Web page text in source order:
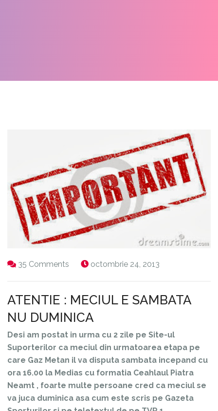
35 Comments octombrie 24, 2013
ATENTIE : MECIUL E SAMBATA
NU DUMINICA
Desi am postat in urma cu 2 zile pe Site-ul
Suporterilor ca meciul din urmatoarea etapa pe
care Gaz Metan il va disputa sambata incepand cu
ora 16.00 la Medias cu formatia Ceahlaul Piatra
Neamt , foarte multe persoane cred ca meciul se
va juca duminica asa cum este scris pe Gazeta